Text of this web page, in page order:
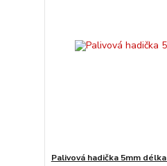
Palivová hadička 5mm